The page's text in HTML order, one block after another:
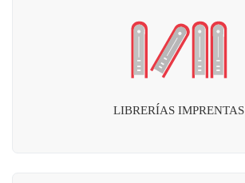
LIBRERÍAS IMPRENTAS